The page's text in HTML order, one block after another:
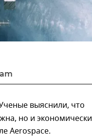
выяснили, что
но и экономически
Aerospace.